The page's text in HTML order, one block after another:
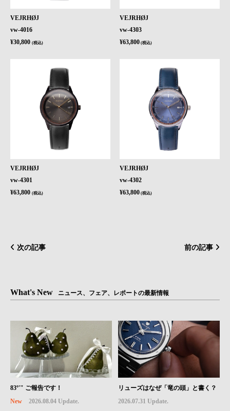
VEJRHØJ
vw-4016
¥30,800 (税込)
VEJRHØJ
vw-4303
¥63,800 (税込)
VEJRHØJ
vw-4301
¥63,800 (税込)
VEJRHØJ
vw-4302
¥63,800 (税込)
次の記事 前の記事
What's New ニュース、フェア、レポートの最新情報
83º'" ご報告です！
New
2026.08.04 Update.
リューズはなぜ「竜の頭」と書く？
2026.07.31 Update.